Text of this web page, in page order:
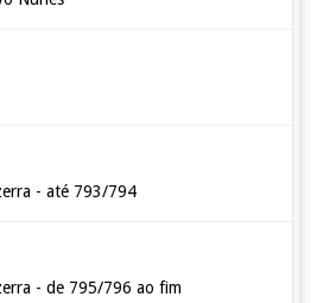
- até 793/794
- de 795/796 ao fim